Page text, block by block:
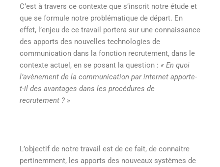
C’est à travers ce contexte que s’inscrit notre étude et
que se formule notre problématique de départ. En
effet, l’enjeu de ce travail portera sur une connaissance
des apports des nouvelles technologies de
communication dans la fonction recrutement, dans le
contexte actuel, en se posant la question : « En quoi
l’avènement de la communication par internet apporte-
t-il des avantages dans les procédures de
recrutement ? »
L’objectif de notre travail est de ce fait, de connaitre
pertinemment, les apports des nouveaux systèmes de